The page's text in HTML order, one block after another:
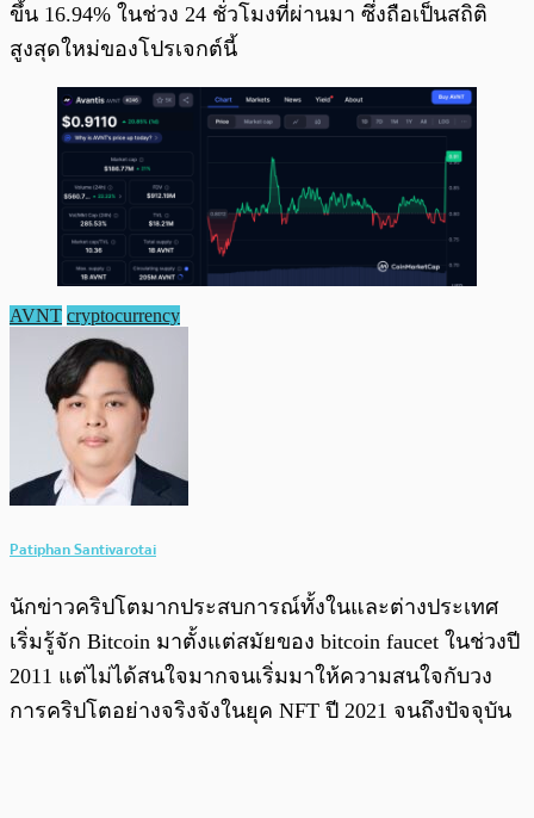
ขึ้น 16.94% ในช่วง 24 ชั่วโมงที่ผ่านมา ซึ่งถือเป็นสถิติ
สูงสุดใหม่ของโปรเจกต์นี้
AVNT cryptocurrency
Patiphan Santivarotai
นักข่าวคริปโตมากประสบการณ์ทั้งในและต่างประเทศ
เริ่มรู้จัก Bitcoin มาตั้งแต่สมัยของ bitcoin faucet ในช่วงปี
2011 แต่ไม่ได้สนใจมากจนเริ่มมาให้ความสนใจกับวง
การคริปโตอย่างจริงจังในยุค NFT ปี 2021 จนถึงปัจจุบัน